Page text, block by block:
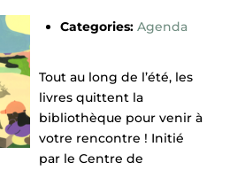
Categories: Agenda
Tout au long de l’été, les
livres quittent la
bibliothèque pour venir à
votre rencontre ! Initié
par le Centre de